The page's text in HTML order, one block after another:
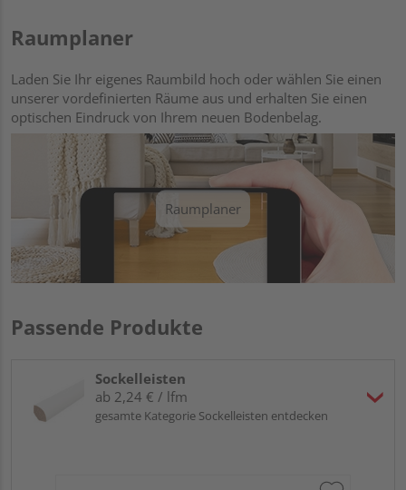
Raumplaner
Laden Sie Ihr eigenes Raumbild hoch oder wählen Sie einen
unserer vordefinierten Räume aus und erhalten Sie einen
optischen Eindruck von Ihrem neuen Bodenbelag.
Raumplaner
Passende Produkte
Sockelleisten
ab 2,24 € / lfm
gesamte Kategorie Sockelleisten entdecken